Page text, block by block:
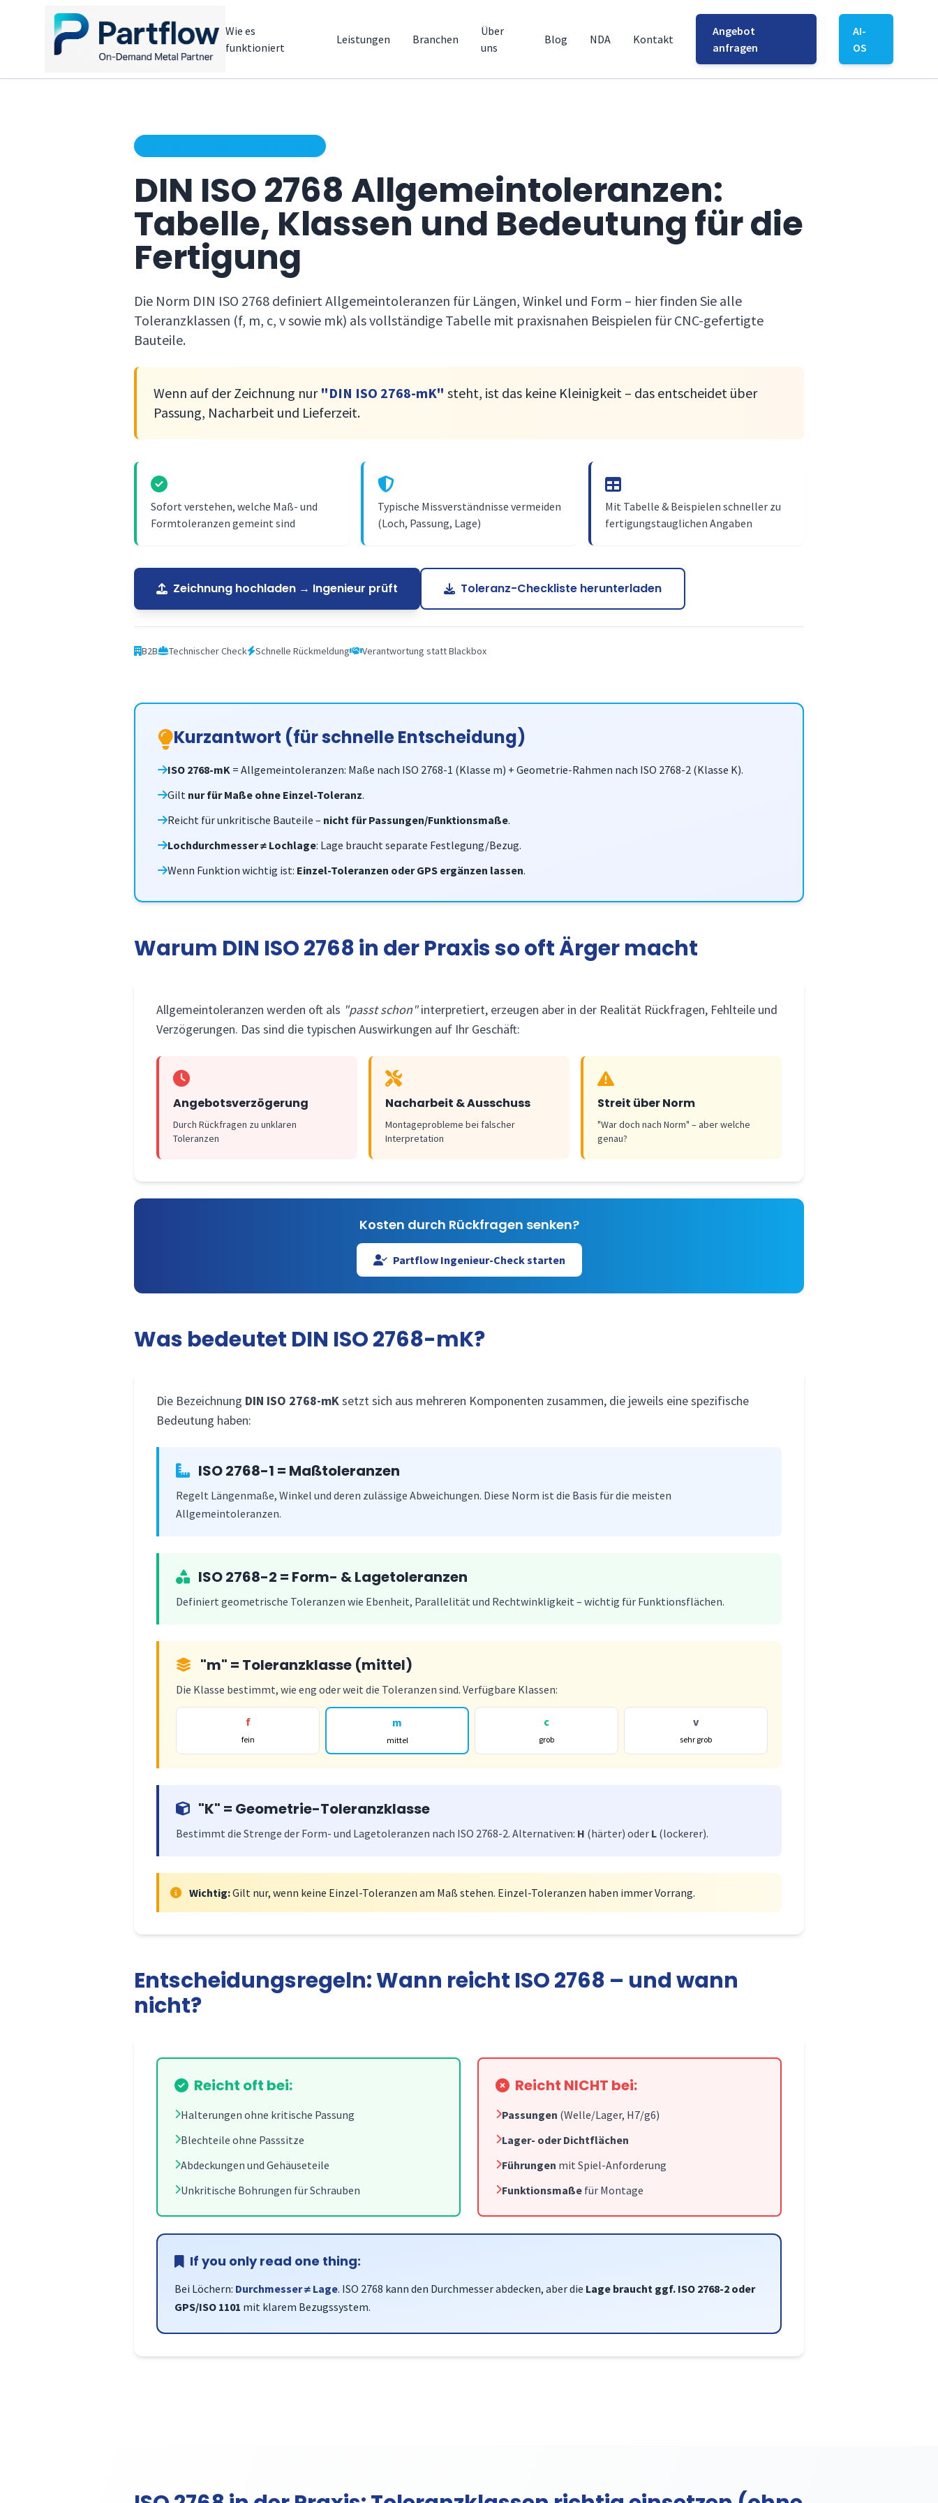
Wie es
funktioniert
Leistungen Branchen
Über
uns
Blog NDA Kontakt
Angebot
anfragen
AI-
OS
DIN ISO 2768 Allgemeintoleranzen:
Tabelle, Klassen und Bedeutung für die
Fertigung
Die Norm DIN ISO 2768 definiert Allgemeintoleranzen für Längen, Winkel und Form – hier finden Sie alle
Toleranzklassen (f, m, c, v sowie mk) als vollständige Tabelle mit praxisnahen Beispielen für CNC-gefertigte
Bauteile.
Wenn auf der Zeichnung nur "DIN ISO 2768-mK" steht, ist das keine Kleinigkeit – das entscheidet über
Passung, Nacharbeit und Lieferzeit.
Sofort verstehen, welche Maß- und
Formtoleranzen gemeint sind
Typische Missverständnisse vermeiden
(Loch, Passung, Lage)
Mit Tabelle & Beispielen schneller zu
fertigungstauglichen Angaben
Zeichnung hochladen → Ingenieur prüft Toleranz-Checkliste herunterladen
B2B Technischer Check Schnelle Rückmeldung Verantwortung statt Blackbox
Kurzantwort (für schnelle Entscheidung)
ISO 2768-mK = Allgemeintoleranzen: Maße nach ISO 2768-1 (Klasse m) + Geometrie-Rahmen nach ISO 2768-2 (Klasse K).
Gilt nur für Maße ohne Einzel-Toleranz.
Reicht für unkritische Bauteile – nicht für Passungen/Funktionsmaße.
Lochdurchmesser ≠ Lochlage: Lage braucht separate Festlegung/Bezug.
Wenn Funktion wichtig ist: Einzel-Toleranzen oder GPS ergänzen lassen.
Warum DIN ISO 2768 in der Praxis so oft Ärger macht
Allgemeintoleranzen werden oft als "passt schon"interpretiert, erzeugen aber in der Realität Rückfragen, Fehlteile und
Verzögerungen. Das sind die typischen Auswirkungen auf Ihr Geschäft:
Angebotsverzögerung
Durch Rückfragen zu unklaren
Toleranzen
Nacharbeit & Ausschuss
Montageprobleme bei falscher
Interpretation
Streit über Norm
"War doch nach Norm" – aber welche
genau?
Kosten durch Rückfragen senken?
Partflow Ingenieur-Check starten
Was bedeutet DIN ISO 2768-mK?
Die Bezeichnung DIN ISO 2768-mKsetzt sich aus mehreren Komponenten zusammen, die jeweils eine spezifische
Bedeutung haben:
ISO 2768-1 = Maßtoleranzen
Regelt Längenmaße, Winkel und deren zulässige Abweichungen. Diese Norm ist die Basis für die meisten
Allgemeintoleranzen.
ISO 2768-2 = Form- & Lagetoleranzen
Definiert geometrische Toleranzen wie Ebenheit, Parallelität und Rechtwinkligkeit – wichtig für Funktionsflächen.
"m" = Toleranzklasse (mittel)
Die Klasse bestimmt, wie eng oder weit die Toleranzen sind. Verfügbare Klassen:
f
fein
m
mittel
c
grob
v
sehr grob
"K" = Geometrie-Toleranzklasse
Bestimmt die Strenge der Form- und Lagetoleranzen nach ISO 2768-2. Alternativen: H (härter) oder L (lockerer).
Wichtig:Gilt nur, wenn keine Einzel-Toleranzen am Maß stehen. Einzel-Toleranzen haben immer Vorrang.
Entscheidungsregeln: Wann reicht ISO 2768 – und wann
nicht?
Reicht oft bei:
Halterungen ohne kritische Passung
Blechteile ohne Passsitze
Abdeckungen und Gehäuseteile
Unkritische Bohrungen für Schrauben
Reicht NICHT bei:
Passungen (Welle/Lager, H7/g6)
Lager- oder Dichtflächen
Führungen mit Spiel-Anforderung
Funktionsmaße für Montage
If you only read one thing:
Bei Löchern: Durchmesser ≠ Lage. ISO 2768 kann den Durchmesser abdecken, aber die Lage braucht ggf. ISO 2768-2 oder
GPS/ISO 1101 mit klarem Bezugssystem.